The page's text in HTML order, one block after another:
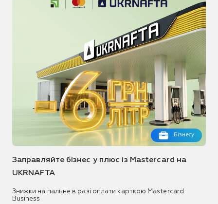
Бізнесу
Заправляйте бізнес у плюс із Mastercard на
UKRNAFTA
Знижки на пальне в разі оплати карткою Mastercard
Business